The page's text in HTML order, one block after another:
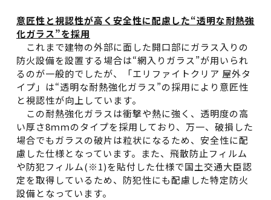
意匠性と視認性が高く安全性に配慮した“透明な耐熱強
化ガラス”を採用
これまで建物の外部に面した開口部にガラス入りの
防火設備を設置する場合は“網入りガラス”が用いられ
るのが一般的でしたが、「エリファイトクリア 屋外タ
イプ」は“透明な耐熱強化ガラス”の採用により意匠性
と視認性が向上しています。
この耐熱強化ガラスは衝撃や熱に強く、透明度の高
い厚さ8ｍｍのタイプを採用しており、万一、破損した
場合でもガラスの破片は粒状になるため、安全性に配
慮した仕様となっています。また、飛散防止フィルム
や防犯フィルム(※1)を貼付した仕様で国土交通大臣認
定を取得しているため、防犯性にも配慮した特定防火
設備となっています。